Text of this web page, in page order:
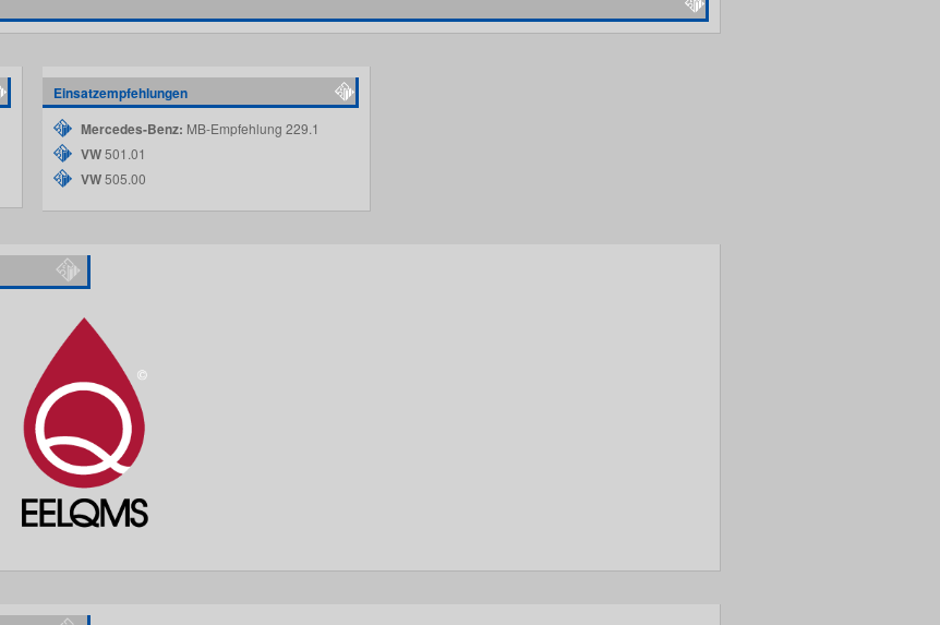
Einsatzempfehlungen
Mercedes-Benz: MB-Empfehlung 229.1
VW501.01
VW505.00